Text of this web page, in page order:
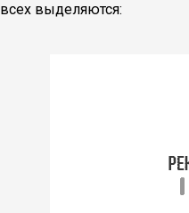
всех выделяются: